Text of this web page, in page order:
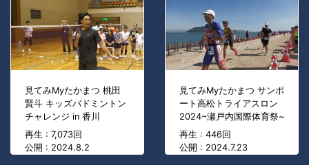
見てみMyたかまつ 桃田
賢斗 キッズバドミントン
チャレンジ in 香川
再生 : 7,073回
公開 : 2024.8.2
見てみMyたかまつ サンポ
ート高松トライアスロン
2024~瀬戸内国際体育祭~
再生 : 446回
公開 : 2024.7.23